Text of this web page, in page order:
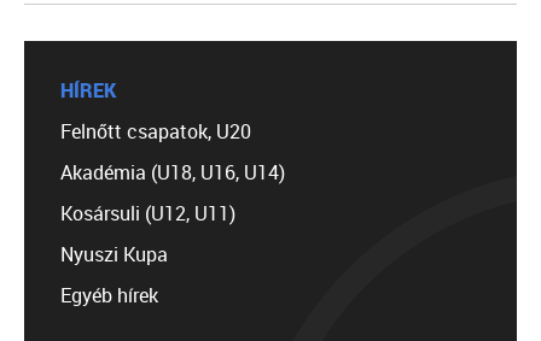
HÍREK
Felnőtt csapatok, U20
Akadémia (U18, U16, U14)
Kosársuli (U12, U11)
Nyuszi Kupa
Egyéb hírek